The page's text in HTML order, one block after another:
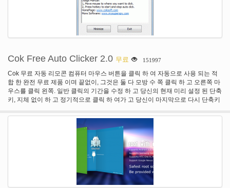
Cok Free Auto Clicker 2.0 무료 151997
Cok 무료 자동 리모콘 컴퓨터 마우스 버튼을 클릭 하 여 자동으로 사용 되는 적
합 한 완전 무료 제품 이며 끝없이, 그것은 둘 다 모방 수 쪽 클릭 하 고 오른쪽 마
우스를 클릭 왼쪽. 일반 클릭의 기간을 수정 하 고 당신의 현재 미리 설정 된 단축
키, 지체 없이 하 고 정기적으로 클릭 하 여가 고 당신이 마지막으로 다시 단축키